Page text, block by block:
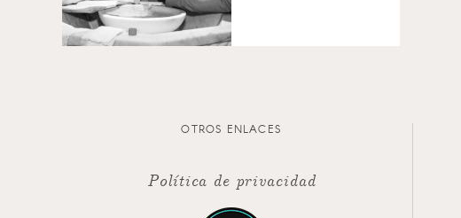
OTROS ENLACES
Política de privacidad